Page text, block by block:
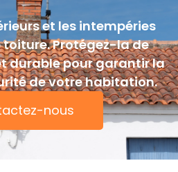
et les intempéries
Protégez-la de
durable pour garantir la
de votre habitation.
nous